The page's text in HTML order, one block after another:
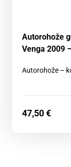
Autorohože
Venga 2009
Autorohože –
47,50€